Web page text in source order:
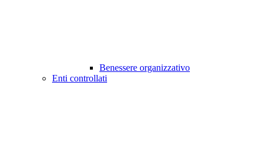
Benessere organizzativo
Enti controllati